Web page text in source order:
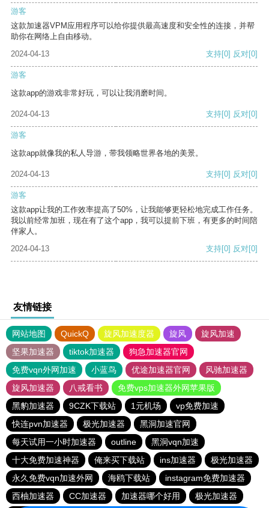
游客
这款加速器VPM应用程序可以给你提供最高速度和安全性的连接，并帮
助你在网络上自由移动。
2024-04-13
支持[0] 反对[0]
游客
这款app的游戏非常好玩，可以让我消磨时间。
2024-04-13 支持[0] 反对[0]
游客
这款app就像我的私人导游，带我领略世界各地的美景。
2024-04-13 支持[0] 反对[0]
游客
这款app让我的工作效率提高了50%，让我能够更轻松地完成工作任务。
我以前经常加班，现在有了这个app，我可以提前下班，有更多的时间陪
伴家人。
2024-04-13
支持[0] 反对[0]
友情链接
网站地图 QuickQ 旋风加速度器 旋风
旋风加速
坚果加速器
tiktok加速器
狗急加速器官网
免费vqn外网加速
小蓝鸟 优途加速器官网
风驰加速器
旋风加速器
八戒看书
免费vps加速器外网苹果版
黑豹加速器
9CZK下载站 1元机场
vp免费加速
快连pvn加速器
极光加速器
黑洞加速官网
每天试用一小时加速器
outline
黑洞vqn加速
十大免费加速神器
俺来买下载站 ins加速器
极光加速器
永久免费vqn加速外网
海鸥下载站
instagram免费加速器
西柚加速器
CC加速器 加速器哪个好用 极光加速器